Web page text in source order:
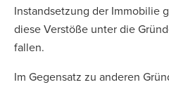
Instandsetzung der Immobilie
diese Verstöße unter die
fallen.
Im Gegensatz zu anderen